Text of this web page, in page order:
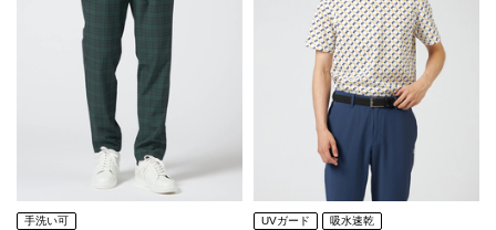
手洗い可 UVガード 吸水速乾